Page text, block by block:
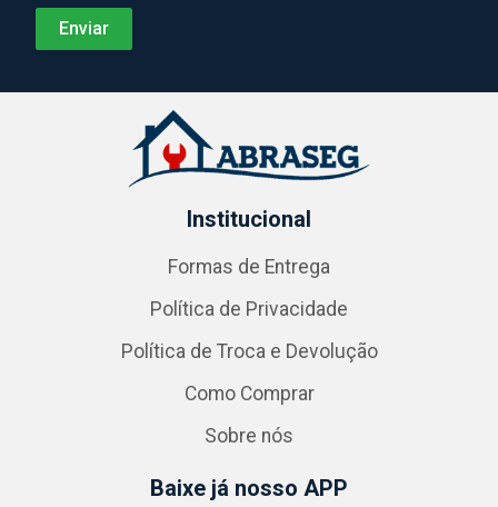
Institucional
Formas de Entrega
Política de Privacidade
Política de Troca e Devolução
Como Comprar
Sobre nós
Baixe já nosso APP